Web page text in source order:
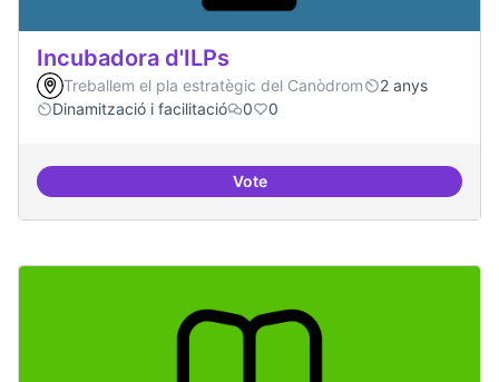
Incubadora d'ILPs
Treballem el pla estratègic del Canòdrom
2 anys
Dinamització i facilitació
0 0
VoteIncubadora d'ILPs